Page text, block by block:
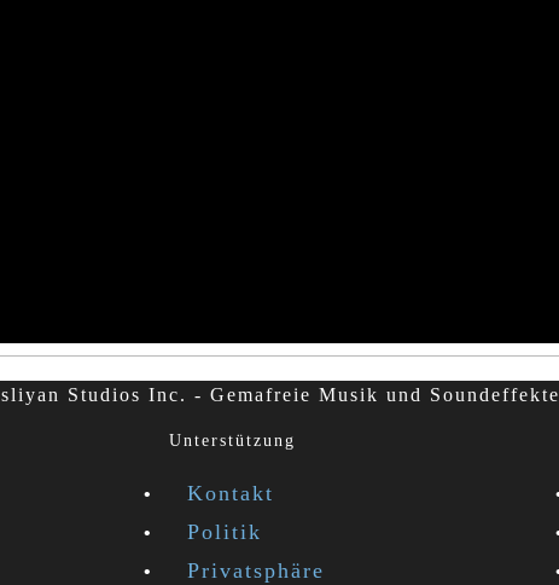
Studios Inc. - Gemafreie Musik und Soundeffekte
Unterstützung
Kontakt
Politik
Privatsphäre